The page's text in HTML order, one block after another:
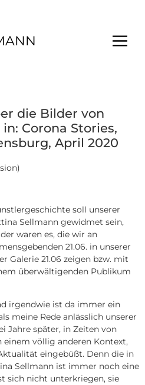
die Bilder von
Corona Stories,
April 2020
soll unserer
Sellmann gewidmet sein,
waren es, die wir an
21.06. in unserer
Galerie 21.06 zeigen bzw. mit
überwältigenden Publikum
irgendwie ist da immer ein
meine Rede anlässlich unserer
Jahre später, in Zeiten von
einem völlig anderen Kontext,
eingebüßt. Denn die in
Sellmann ist immer noch eine
sich nicht unterkriegen, sie